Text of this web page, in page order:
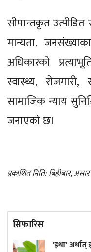
सीमान्तकृत उत्पीडित
मान्यता,
अधिकारको
स्वास्थ्य,
सामाजिक न्याय
जनाएको छ।
प्रकाशित मिति: बिहीबार,
सिफारिस
'इथा' अर्थात् इतिहास, दर्शन